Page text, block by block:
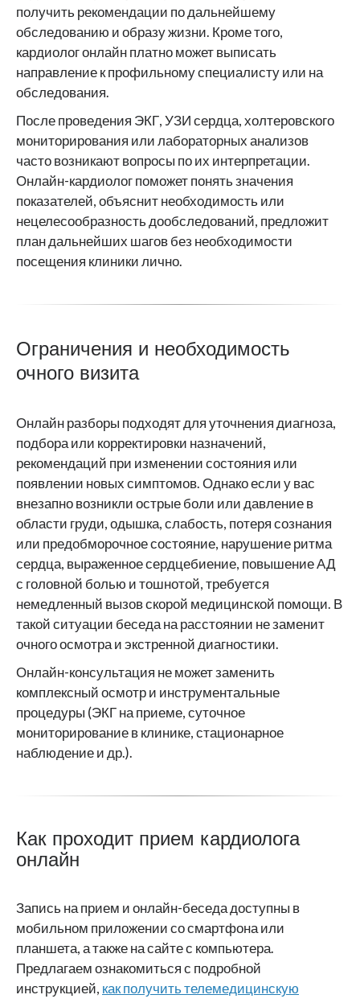
получить рекомендации по дальнейшему
обследованию и образу жизни. Кроме того,
кардиолог онлайн платно может выписать
направление к профильному специалисту или на
обследования.
После проведения ЭКГ, УЗИ сердца, холтеровского
мониторирования или лабораторных анализов
часто возникают вопросы по их интерпретации.
Онлайн-кардиолог поможет понять значения
показателей, объяснит необходимость или
нецелесообразность дообследований, предложит
план дальнейших шагов без необходимости
посещения клиники лично.
Ограничения и необходимость
очного визита
Онлайн разборы подходят для уточнения диагноза,
подбора или корректировки назначений,
рекомендаций при изменении состояния или
появлении новых симптомов. Однако если у вас
внезапно возникли острые боли или давление в
области груди, одышка, слабость, потеря сознания
или предобморочное состояние, нарушение ритма
сердца, выраженное сердцебиение, повышение АД
с головной болью и тошнотой, требуется
немедленный вызов скорой медицинской помощи. В
такой ситуации беседа на расстоянии не заменит
очного осмотра и экстренной диагностики.
Онлайн-консультация не может заменить
комплексный осмотр и инструментальные
процедуры (ЭКГ на приеме, суточное
мониторирование в клинике, стационарное
наблюдение и др.).
Как проходит прием кардиолога
онлайн
Запись на прием и онлайн-беседа доступны в
мобильном приложении со смартфона или
планшета, а также на сайте с компьютера.
Предлагаем ознакомиться с подробной
инструкцией, как получить телемедицинскую